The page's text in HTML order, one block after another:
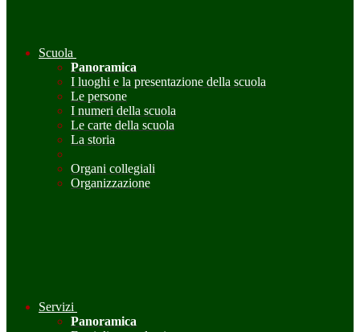
Scuola
Panoramica
I luoghi e la presentazione della scuola
Le persone
I numeri della scuola
Le carte della scuola
La storia
Organi collegiali
Organizzazione
Servizi
Panoramica